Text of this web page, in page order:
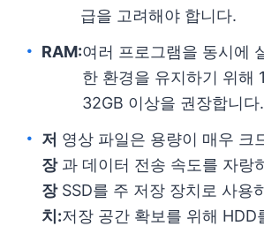
급을 고려해야 합니다.
RAM:여러 프로그램을 동시에
한 환경을 유지하기 위해
32GB 이상을 권장합니다.
저
장
장
치:
영상 파일은 용량이 매우 크
과 데이터 전송 속도를 자랑
SSD를 주 저장 장치로 사용
저장 공간 확보를 위해 HDD